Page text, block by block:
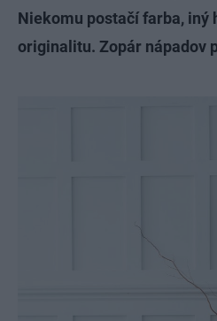
Niekomu postačí farba, iný
originalitu. Zopár nápadov